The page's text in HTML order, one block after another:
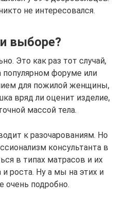
не интересовался.
выборе?
Это как раз тот случай,
популярном форуме или
для пожилой женщины,
вряд ли оценит изделие,
массой тела.
к разочарованиям. Но
консультанта в
в типах матрасов и их
и роста. Ну а мы на этих и
очень подробно.